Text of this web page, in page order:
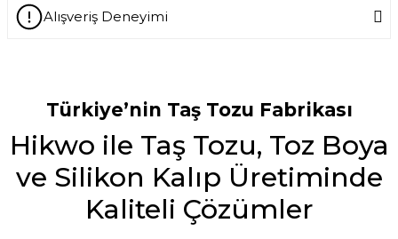
Alışveriş Deneyimi
tozunun kalitesi nasıl çıkacak???
E... M... | 18/07/2026
Öncelikle ürünü çok beğendim. Sipariş ve
ile bilgilendirme geldi. Kargo ďa çabuk
ulaştı. Tozların 5 er kilo paketlenmesi çok
Türkiye’nin Taş Tozu Fabrikası
Hikwo ile Taş Tozu, Toz Boya
ve Silikon Kalıp Üretiminde
Kaliteli Çözümler